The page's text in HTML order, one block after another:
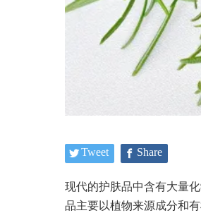
Tweet Share
现代的护肤品中含有大量
品主要以植物来源成分和